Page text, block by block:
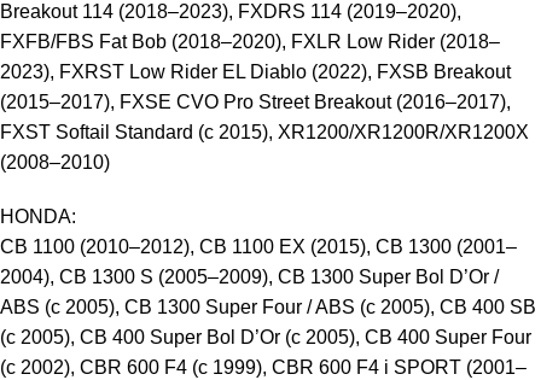
Breakout 114 (2018–2023), FXDRS 114 (2019–2020),
FXFB/FBS Fat Bob (2018–2020), FXLR Low Rider (2018–
2023), FXRST Low Rider EL Diablo (2022), FXSB Breakout
(2015–2017), FXSE CVO Pro Street Breakout (2016–2017),
FXST Softail Standard (с 2015), XR1200/XR1200R/XR1200X
(2008–2010)
HONDA:
CB 1100 (2010–2012), CB 1100 EX (2015), CB 1300 (2001–
2004), CB 1300 S (2005–2009), CB 1300 Super Bol D’Or /
ABS (с 2005), CB 1300 Super Four / ABS (с 2005), CB 400 SB
(с 2005), CB 400 Super Bol D’Or (с 2005), CB 400 Super Four
(с 2002), CBR 600 F4 (с 1999), CBR 600 F4 i SPORT (2001–